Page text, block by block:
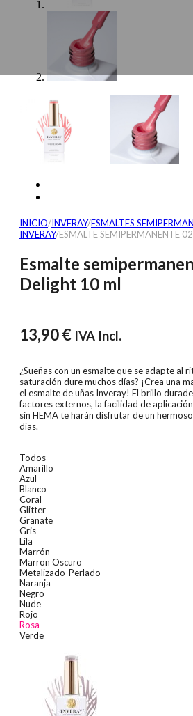
INICIO/INVERAY/ESMALTES
INVERAY/ESMALTE SEMIPERMANENTE
Esmalte
Delight 10 ml
13,90€ IVA Incl.
¿Sueñas con un esmalte que se adapte al
saturación dure muchos días? ¡Crea una
el esmalte de uñas Inveray! El brillo
factores externos, la facilidad de
sin HEMA te harán disfrutar de un
días.
Todos
Amarillo
Azul
Blanco
Coral
Glitter
Granate
Gris
Lila
Marrón
Marron Oscuro
Metalizado-Perlado
Naranja
Negro
Nude
Rojo
Rosa
Verde